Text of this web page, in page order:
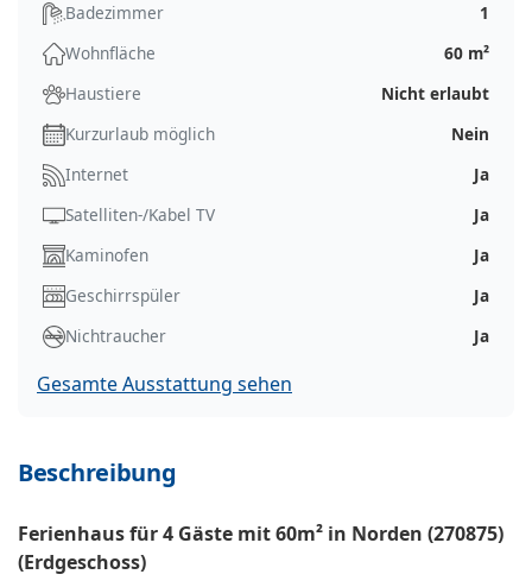
Badezimmer
1
Wohnfläche
60 m²
Haustiere
Nicht erlaubt
Kurzurlaub möglich
Nein
Internet
Ja
Satelliten-/Kabel TV
Ja
Kaminofen
Ja
Geschirrspüler
Ja
Nichtraucher
Ja
Gesamte Ausstattung sehen
Beschreibung
Ferienhaus für 4 Gäste mit 60m² in Norden (270875)
(Erdgeschoss)